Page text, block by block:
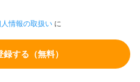
情報の取扱いに